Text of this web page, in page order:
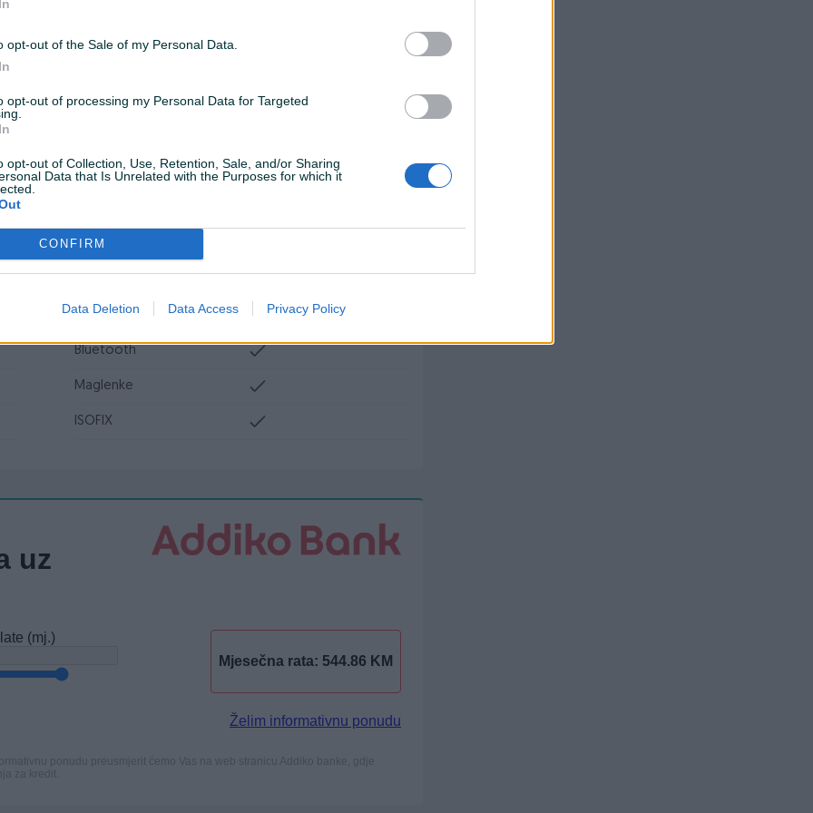
opt-out of the Sale of my Personal Data.
opt-out of processing my Personal Data for Targeted
opt-out of Collection, Use, Retention, Sale, and/or Sharing
Data that Is Unrelated with the Purposes for which it
CONFIRM
Data Deletion Data Access Privacy Policy
ESP
Vrsta enterijera
Komande na volanu
Bluetooth
Maglenke
ISOFIX